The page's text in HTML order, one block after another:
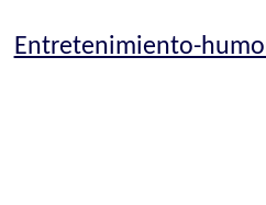
Entretenimiento-